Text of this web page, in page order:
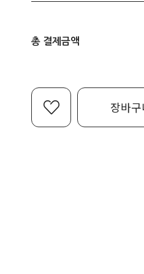
총 결제금액
장바구